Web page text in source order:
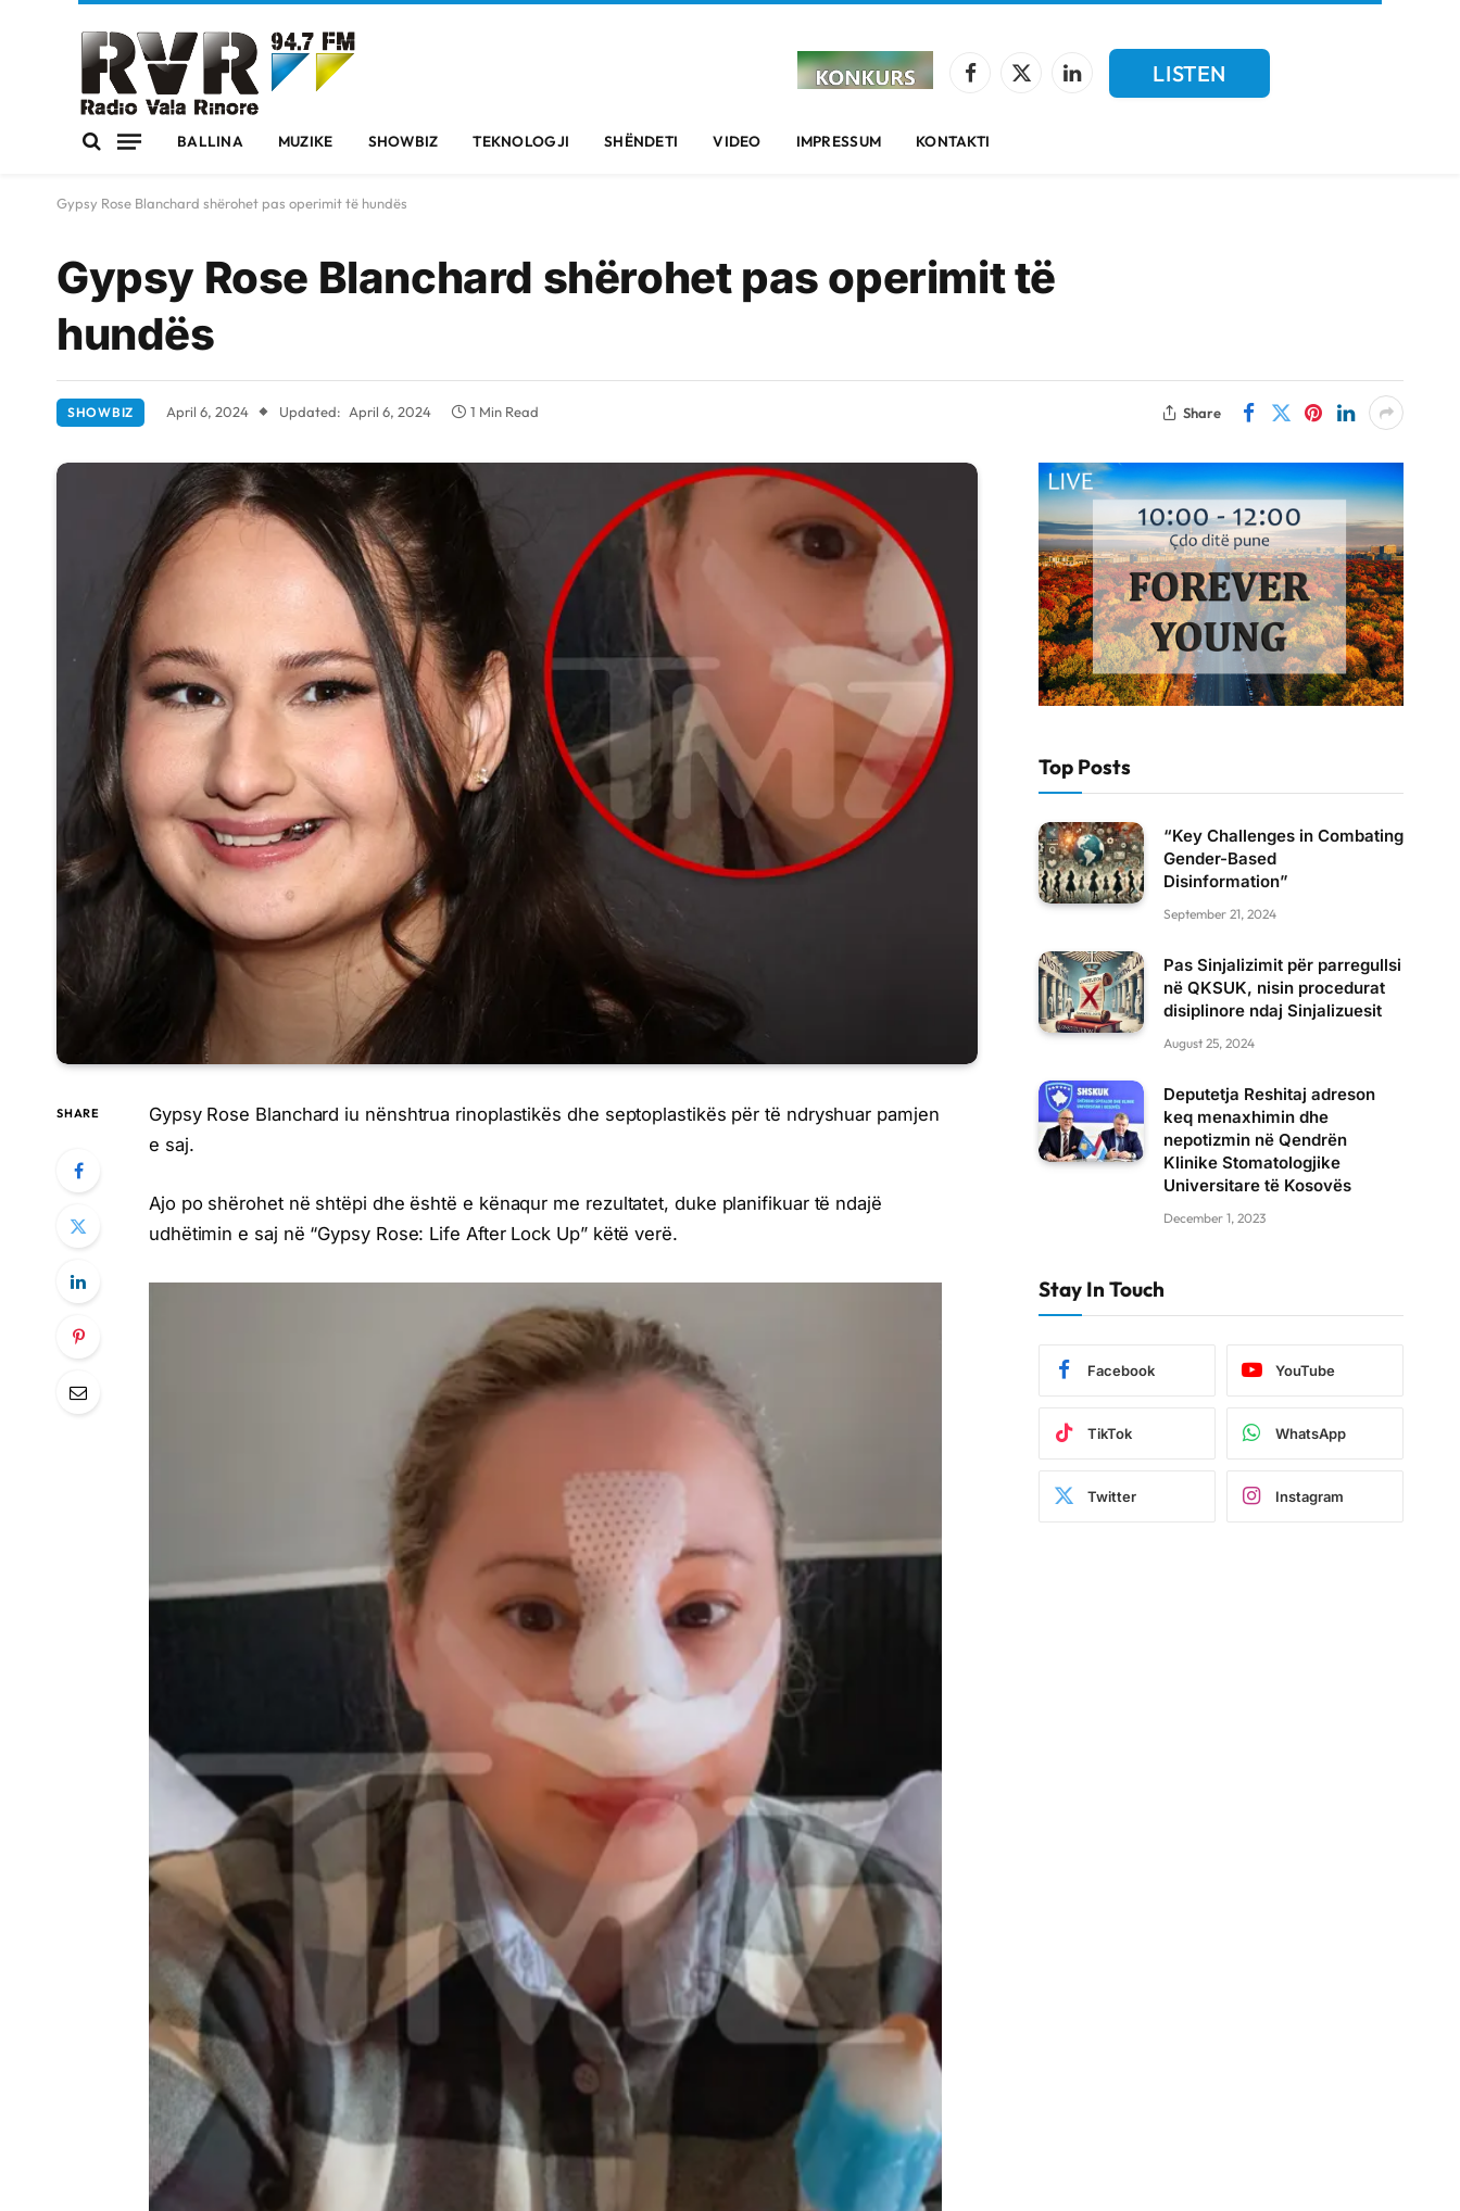
Facebook
X
LinkedIn
LISTEN
BALLINA MUZIKE SHOWBIZ TEKNOLOGJI SHËNDETI VIDEO IMPRESSUM KONTAKTI
Gypsy Rose Blanchard shërohet pas operimit të hundës
Gypsy Rose Blanchard shërohet pas operimit të
hundës
SHOWBIZ April 6, 2024 Updated: April 6, 2024 1 Min Read Share
SHARE
Gypsy Rose Blanchard iu nënshtrua rinoplastikës dhe septoplastikës për të ndryshuar pamjen
e saj.
Ajo po shërohet në shtëpi dhe është e kënaqur me rezultatet, duke planifikuar të ndajë
udhëtimin e saj në “Gypsy Rose: Life After Lock Up” këtë verë.
Top Posts
“Key Challenges in Combating
Gender-Based
Disinformation”
September 21, 2024
Pas Sinjalizimit për parregullsi
në QKSUK, nisin procedurat
disiplinore ndaj Sinjalizuesit
August 25, 2024
Deputetja Reshitaj adreson
keq menaxhimin dhe
nepotizmin në Qendrën
Klinike Stomatologjike
Universitare të Kosovës
December 1, 2023
Stay In Touch
Facebook YouTube
TikTok WhatsApp
Twitter Instagram